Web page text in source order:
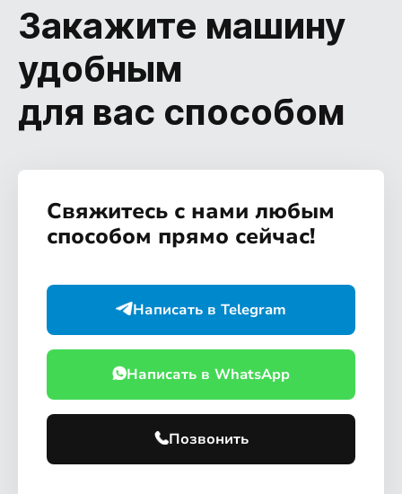
Закажите машину
удобным
для вас способом
Свяжитесь с нами любым
способом прямо сейчас!
Написать в Telegram
Написать в WhatsApp
Позвонить